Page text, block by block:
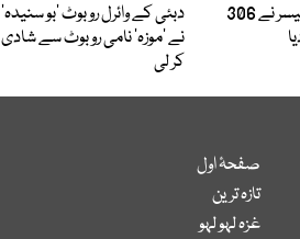
امریکا: 18 سالہ پروفیسر نے 306
دبئی کے وائرل روبوٹ ’بو سنیدہ‘
نے ’موزہ‘ نامی روبوٹ سے شادی
کر لی
صفحۂ اول
تازہ ترین
غزہ لہو لہو